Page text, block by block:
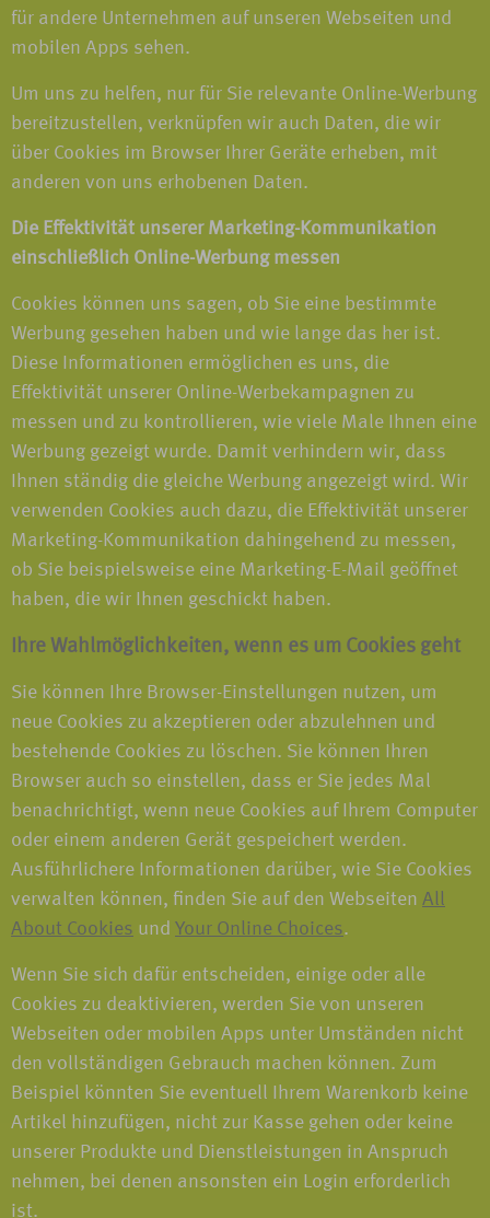
für andere Unternehmen auf unseren Webseiten und
mobilen Apps sehen.
Um uns zu helfen, nur für Sie relevante Online-Werbung
bereitzustellen, verknüpfen wir auch Daten, die wir
über Cookies im Browser Ihrer Geräte erheben, mit
anderen von uns erhobenen Daten.
Die Effektivität unserer Marketing-Kommunikation
einschließlich Online-Werbung messen
Cookies können uns sagen, ob Sie eine bestimmte
Werbung gesehen haben und wie lange das her ist.
Diese Informationen ermöglichen es uns, die
Effektivität unserer Online-Werbekampagnen zu
messen und zu kontrollieren, wie viele Male Ihnen eine
Werbung gezeigt wurde. Damit verhindern wir, dass
Ihnen ständig die gleiche Werbung angezeigt wird. Wir
verwenden Cookies auch dazu, die Effektivität unserer
Marketing-Kommunikation dahingehend zu messen,
ob Sie beispielsweise eine Marketing-E-Mail geöffnet
haben, die wir Ihnen geschickt haben.
Ihre Wahlmöglichkeiten, wenn es um Cookies geht
Sie können Ihre Browser-Einstellungen nutzen, um
neue Cookies zu akzeptieren oder abzulehnen und
bestehende Cookies zu löschen. Sie können Ihren
Browser auch so einstellen, dass er Sie jedes Mal
benachrichtigt, wenn neue Cookies auf Ihrem Computer
oder einem anderen Gerät gespeichert werden.
Ausführlichere Informationen darüber, wie Sie Cookies
verwalten können, finden Sie auf den Webseiten All
About Cookies und Your Online Choices.
Wenn Sie sich dafür entscheiden, einige oder alle
Cookies zu deaktivieren, werden Sie von unseren
Webseiten oder mobilen Apps unter Umständen nicht
den vollständigen Gebrauch machen können. Zum
Beispiel könnten Sie eventuell Ihrem Warenkorb keine
Artikel hinzufügen, nicht zur Kasse gehen oder keine
unserer Produkte und Dienstleistungen in Anspruch
nehmen, bei denen ansonsten ein Login erforderlich
ist.